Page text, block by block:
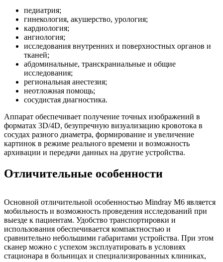
педиатрия;
гинекология, акушерство, урология;
кардиология;
ангиология;
исследования внутренних и поверхностных органов и
тканей;
абдоминальные, транскраниальные и общие
исследования;
региональная анестезия;
неотложная помощь;
сосудистая диагностика.
Аппарат обеспечивает получение точных изображений в
форматах 3D/4D, безупречную визуализацию кровотока в
сосудах разного диаметра, формирование и увеличение
картинок в режиме реального времени и возможность
архивации и передачи данных на другие устройства.
Отличительные особенности
Основной отличительной особенностью Mindray M6 является
мобильность и возможность проведения исследований при
выезде к пациентам. Удобство транспортировки и
использования обеспечивается компактностью и
сравнительно небольшими габаритами устройства. При этом
сканер можно с успехом эксплуатировать в условиях
стационара в больницах и специализированных клиниках,